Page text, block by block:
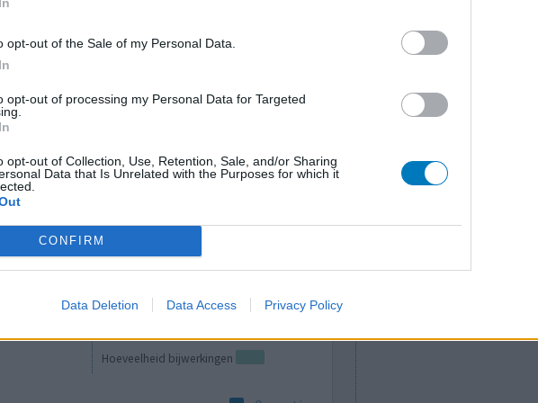
opt-out of the Sale of my Personal Data.
opt-out of processing my Personal Data for Targeted
opt-out of Collection, Use, Retention, Sale, and/or Sharing
Data that Is Unrelated with the Purposes for which it
CONFIRM
Data Deletion Data Access Privacy Policy
suf.
voor
hartkloppingen van, die een aantal uur
overgestapt op betahistine, dat wel helpt
Hoeveelheid bijwerkingen